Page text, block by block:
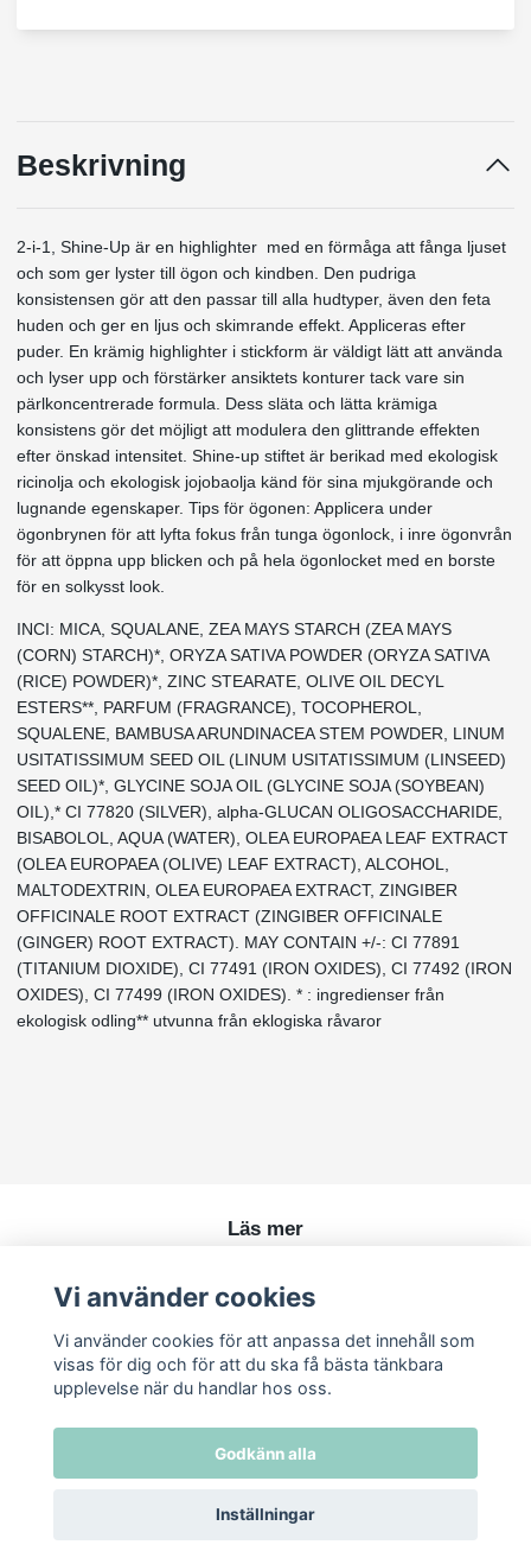
Beskrivning
2-i-1, Shine-Up är en highlighter med en förmåga att fånga ljuset
och som ger lyster till ögon och kindben. Den pudriga
konsistensen gör att den passar till alla hudtyper, även den feta
huden och ger en ljus och skimrande effekt. Appliceras efter
puder. En krämig highlighter i stickform är väldigt lätt att använda
och lyser upp och förstärker ansiktets konturer tack vare sin
pärlkoncentrerade formula. Dess släta och lätta krämiga
konsistens gör det möjligt att modulera den glittrande effekten
efter önskad intensitet. Shine-up stiftet är berikad med ekologisk
ricinolja och ekologisk jojobaolja känd för sina mjukgörande och
lugnande egenskaper. Tips för ögonen: Applicera under
ögonbrynen för att lyfta fokus från tunga ögonlock, i inre ögonvrån
för att öppna upp blicken och på hela ögonlocket med en borste
för en solkysst look.
INCI: MICA, SQUALANE, ZEA MAYS STARCH (ZEA MAYS
(CORN) STARCH)*, ORYZA SATIVA POWDER (ORYZA SATIVA
(RICE) POWDER)*, ZINC STEARATE, OLIVE OIL DECYL
ESTERS**, PARFUM (FRAGRANCE), TOCOPHEROL,
SQUALENE, BAMBUSA ARUNDINACEA STEM POWDER, LINUM
USITATISSIMUM SEED OIL (LINUM USITATISSIMUM (LINSEED)
SEED OIL)*, GLYCINE SOJA OIL (GLYCINE SOJA (SOYBEAN)
OIL),* CI 77820 (SILVER), alpha-GLUCAN OLIGOSACCHARIDE,
BISABOLOL, AQUA (WATER), OLEA EUROPAEA LEAF EXTRACT
(OLEA EUROPAEA (OLIVE) LEAF EXTRACT), ALCOHOL,
MALTODEXTRIN, OLEA EUROPAEA EXTRACT, ZINGIBER
OFFICINALE ROOT EXTRACT (ZINGIBER OFFICINALE
(GINGER) ROOT EXTRACT). MAY CONTAIN +/-: CI 77891
(TITANIUM DIOXIDE), CI 77491 (IRON OXIDES), CI 77492 (IRON
OXIDES), CI 77499 (IRON OXIDES). * : ingredienser från
ekologisk odling** utvunna från eklogiska råvaror
Läs mer
Kontakt
Vi använder cookies
Vi använder cookies för att anpassa det innehåll som
visas för dig och för att du ska få bästa tänkbara
upplevelse när du handlar hos oss.
Godkänn alla
Inställningar